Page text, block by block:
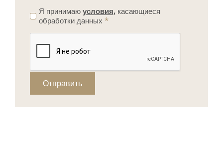
Я принимаю условия, касающиеся
обработки данных *
Отправить